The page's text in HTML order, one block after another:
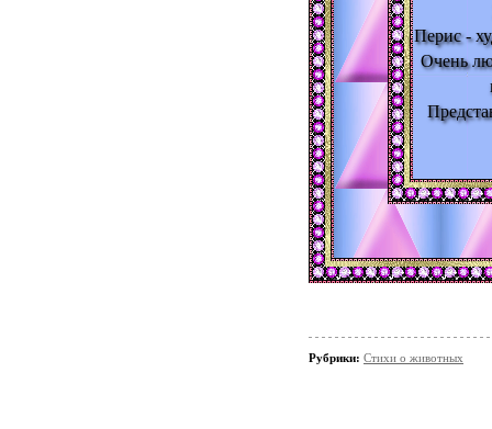
Перис -
Очень
Рубрики: Стихи о животных